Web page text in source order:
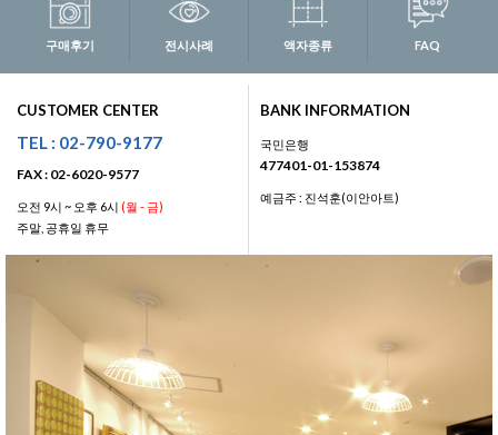
구매후기 전시사례 액자종류 FAQ
CUSTOMER CENTER
TEL : 02-790-9177
FAX : 02-6020-9577
오전 9시 ~ 오후 6시 (월 - 금)
주말, 공휴일 휴무
BANK INFORMATION
국민은행
477401-01-153874
예금주 : 진석훈(이안아트)